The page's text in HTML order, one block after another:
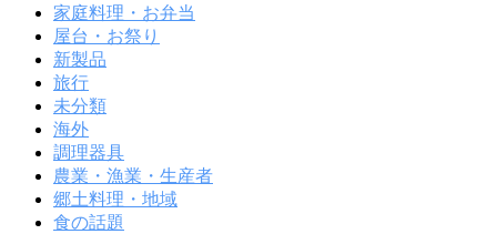
家庭料理・お弁当
屋台・お祭り
新製品
旅行
未分類
海外
調理器具
農業・漁業・生産者
郷土料理・地域
食の話題